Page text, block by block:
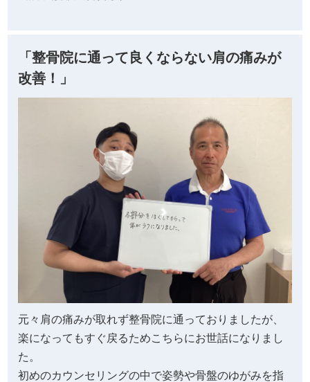
「整骨院に通って良くならない肩の痛みが
改善！」
元々肩の痛みが取れず整骨院に通っておりましたが、
楽になってもすぐ戻るためこちらにお世話になりまし
た。
初めのカウンセリングの中で姿勢や骨盤のゆがみを指